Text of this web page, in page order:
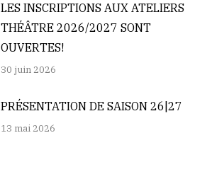
LES INSCRIPTIONS AUX ATELIERS
THÉÂTRE 2026/2027 SONT
OUVERTES!
30 juin 2026
PRÉSENTATION DE SAISON 26|27
13 mai 2026